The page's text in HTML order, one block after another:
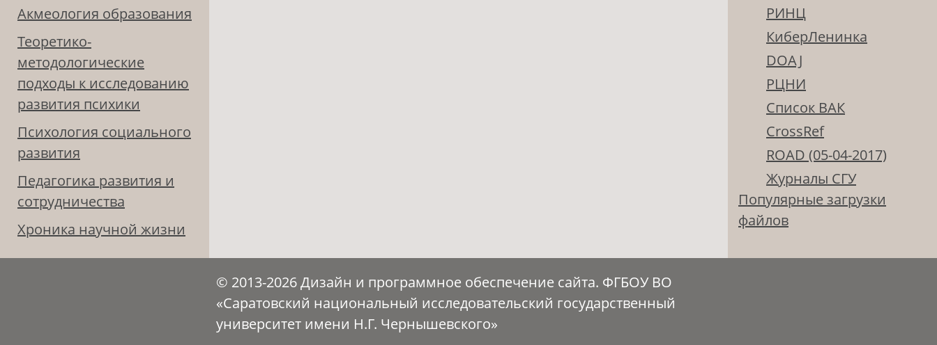
Акмеология образования
Теоретико-
методологические
подходы к исследованию
развития психики
Психология социального
развития
Педагогика развития и
сотрудничества
Хроника научной жизни
РИНЦ
КиберЛенинка
DOAJ
РЦНИ
Список ВАК
CrossRef
ROAD (05-04-2017)
Журналы СГУ
Популярные загрузки
файлов
© 2013-2026 Дизайн и программное обеспечение сайта. ФГБОУ ВО
«Саратовский национальный исследовательский государственный
университет имени Н.Г. Чернышевского»